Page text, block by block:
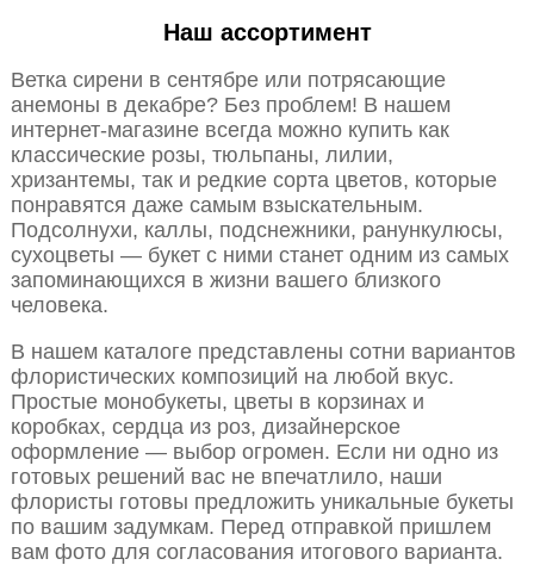
Наш ассортимент
Ветка сирени в сентябре или потрясающие
анемоны в декабре? Без проблем! В нашем
интернет-магазине всегда можно купить как
классические розы, тюльпаны, лилии,
хризантемы, так и редкие сорта цветов, которые
понравятся даже самым взыскательным.
Подсолнухи, каллы, подснежники, ранункулюсы,
сухоцветы — букет с ними станет одним из самых
запоминающихся в жизни вашего близкого
человека.
В нашем каталоге представлены сотни вариантов
флористических композиций на любой вкус.
Простые монобукеты, цветы в корзинах и
коробках, сердца из роз, дизайнерское
оформление — выбор огромен. Если ни одно из
готовых решений вас не впечатлило, наши
флористы готовы предложить уникальные букеты
по вашим задумкам. Перед отправкой пришлем
вам фото для согласования итогового варианта.